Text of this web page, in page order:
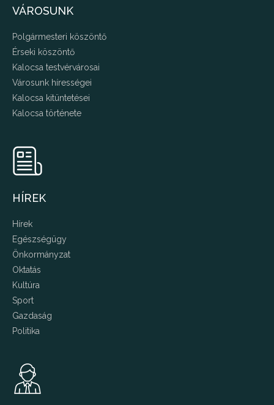
VÁROSUNK
Polgármesteri köszöntő
Érseki köszöntő
Kalocsa testvérvárosai
Városunk hírességei
Kalocsa kitüntetései
Kalocsa története
HÍREK
Hírek
Egészségügy
Önkormányzat
Oktatás
Kultúra
Sport
Gazdaság
Politika